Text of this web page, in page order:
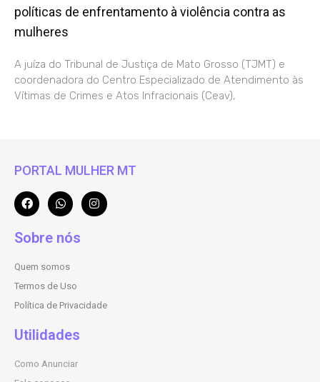
políticas de enfrentamento à violência contra as
mulheres
A juíza do Tribunal de Justiça de Mato Grosso (TJMT) e
coordenadora do Centro Especializado de Atendimento às
Vítimas de Crimes e Atos Infracionais (Ceav),
PORTAL MULHER MT
Sobre nós
Quem somos
Termos de Uso
Política de Privacidade
Utilidades
Como Anunciar